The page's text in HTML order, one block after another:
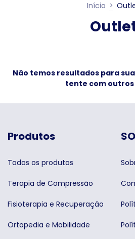
Início >
Não temos resultados para
tente com
Produtos
Todos os produtos
Terapia de Compressão
Fisioterapia e Recuperação
Ortopedia e Mobilidade